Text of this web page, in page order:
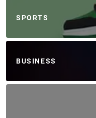
SPORTS
BUSINESS